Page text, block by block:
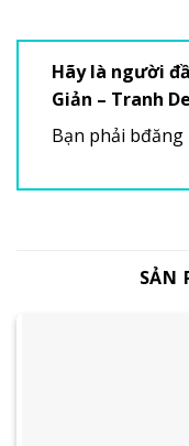
Hãy là người
Giản – Tranh
Bạn phải bđăng
SẢN